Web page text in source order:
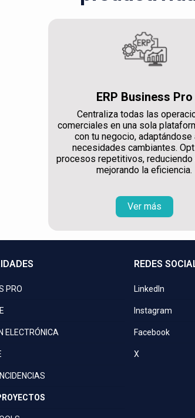
ERP Business Pro
Centraliza todas las
comerciales en una sola
con tu negocio, adaptándose
necesidades cambiantes.
procesos repetitivos, reduciendo
mejorando la eficiencia.
Ver más
PRO
ELECTRÓNICA
REDES
LinkedIn
Instagram
Facebook
X